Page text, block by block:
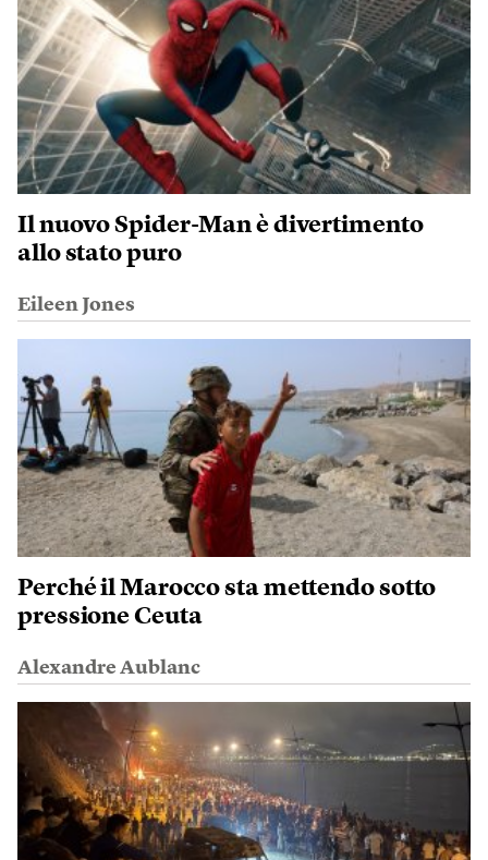
Il nuovo Spider-Man è divertimento
allo stato puro
Eileen Jones
Perché il Marocco sta mettendo sotto
pressione Ceuta
Alexandre Aublanc